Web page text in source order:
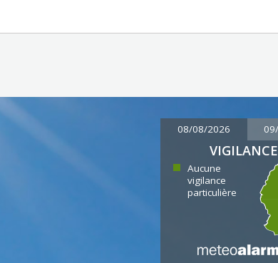
08/08/2026
Aucune
vigilance
particulière